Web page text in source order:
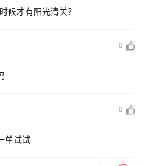
候才有阳光清关？
0
0
单试试